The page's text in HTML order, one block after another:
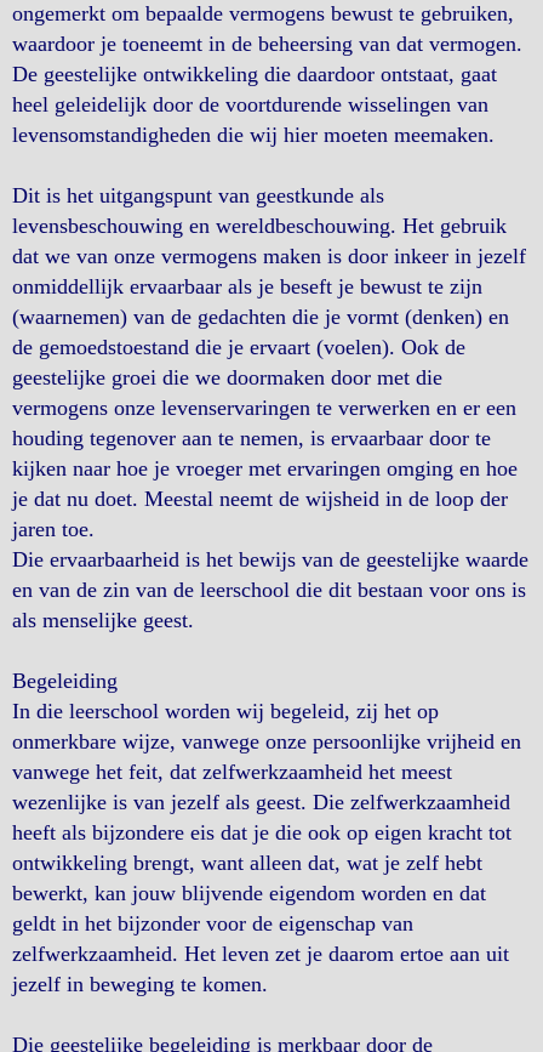
ongemerkt om bepaalde vermogens bewust te gebruiken,
waardoor je toeneemt in de beheersing van dat vermogen.
De geestelijke ontwikkeling die daardoor ontstaat, gaat
heel geleidelijk door de voortdurende wisselingen van
levensomstandigheden die wij hier moeten meemaken.
Dit is het uitgangspunt van geestkunde als
levensbeschouwing en wereldbeschouwing. Het gebruik
dat we van onze vermogens maken is door inkeer in jezelf
onmiddellijk ervaarbaar als je beseft je bewust te zijn
(waarnemen) van de gedachten die je vormt (denken) en
de gemoedstoestand die je ervaart (voelen). Ook de
geestelijke groei die we doormaken door met die
vermogens onze levenservaringen te verwerken en er een
houding tegenover aan te nemen, is ervaarbaar door te
kijken naar hoe je vroeger met ervaringen omging en hoe
je dat nu doet. Meestal neemt de wijsheid in de loop der
jaren toe.
Die ervaarbaarheid is het bewijs van de geestelijke waarde
en van de zin van de leerschool die dit bestaan voor ons is
als menselijke geest.
Begeleiding
In die leerschool worden wij begeleid, zij het op
onmerkbare wijze, vanwege onze persoonlijke vrijheid en
vanwege het feit, dat zelfwerkzaamheid het meest
wezenlijke is van jezelf als geest. Die zelfwerkzaamheid
heeft als bijzondere eis dat je die ook op eigen kracht tot
ontwikkeling brengt, want alleen dat, wat je zelf hebt
bewerkt, kan jouw blijvende eigendom worden en dat
geldt in het bijzonder voor de eigenschap van
zelfwerkzaamheid. Het leven zet je daarom ertoe aan uit
jezelf in beweging te komen.
Die geestelijke begeleiding is merkbaar door de